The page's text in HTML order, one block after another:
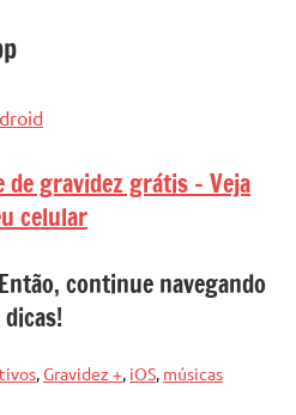
de gravidez grátis – Veja
celular
continue navegando
,Gravidez +, iOS, músicas